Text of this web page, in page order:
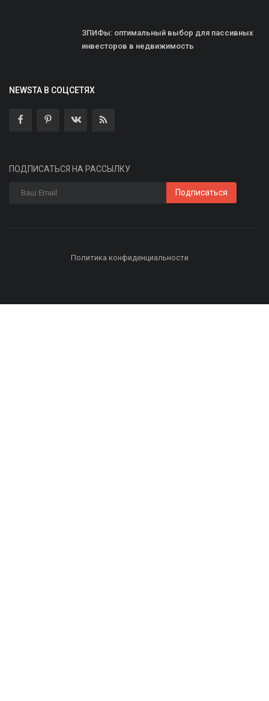
ЗПИФы: оптимальный выбор для пассивных
инвесторов в недвижимость
NEWSTA В СОЦСЕТЯХ
ПОДПИСАТЬСЯ НА РАССЫЛКУ
Подписаться
Политика конфиденциальности